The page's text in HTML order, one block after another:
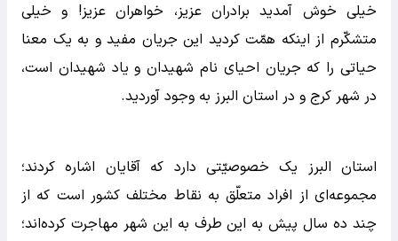
خیلی خوش آمدید برادران عزیز، خواهران عزیز! و خیلی
متشکّرم از اینکه همّت کردید این جریان مفید و به یک معنا
حیاتی را که جریان احیای نام شهیدان و یاد شهیدان است،
در شهر کرج و در استان البرز به وجود آوردید.
استان البرز یک خصوصیّتی دارد که آقایان اشاره کردند؛
مجموعه‌ای از افراد متعلّق به نقاط مختلف کشور است که از
چند ده سال پیش به این طرف به این شهر مهاجرت کرده‌اند؛